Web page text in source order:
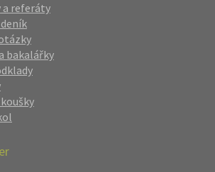
a referáty
bakalářky